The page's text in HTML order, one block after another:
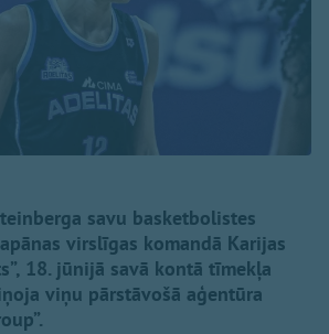
savu basketbolistes
virslīgas komandā Karijas
18. jūnijā savā kontā tīmekļa
viņu pārstāvošā aģentūra